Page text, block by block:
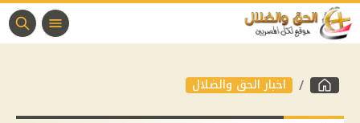
اخبار الحق والضلال